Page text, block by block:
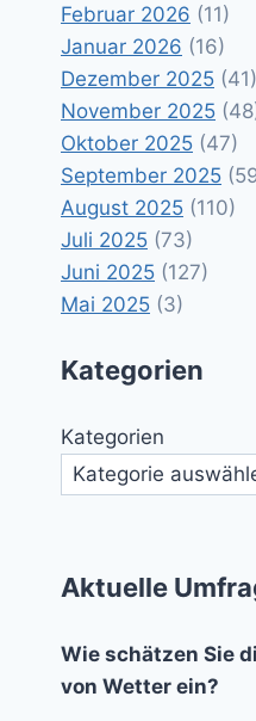
Februar 2026 (11)
Januar 2026 (16)
Dezember 2025 (41)
November 2025
Oktober 2025 (47)
September 2025
August 2025 (110)
Juli 2025 (73)
Juni 2025 (127)
Mai 2025 (3)
Kategorien
Kategorien
Aktuelle
Wie schätzen Sie
von Wetter ein?